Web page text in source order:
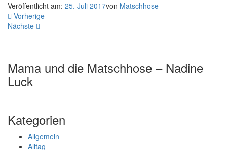
Veröffentlicht am: 25. Juli 2017von Matschhose
Vorherige
Nächste
Mama und die Matschhose – Nadine
Luck
Kategorien
Allgemein
Alltag